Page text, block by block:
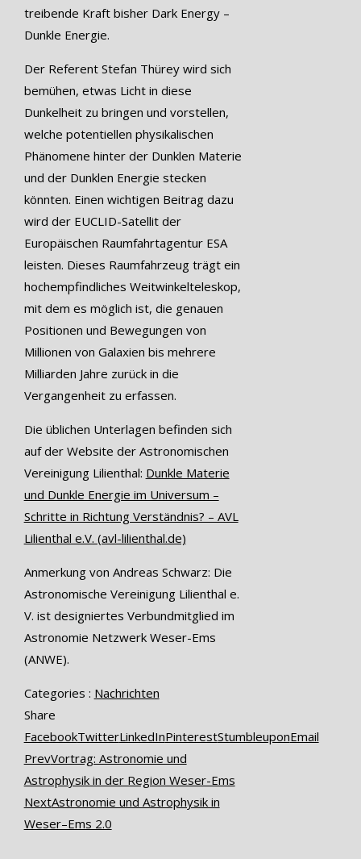
treibende Kraft bisher Dark Energy –
Dunkle Energie.
Der Referent Stefan Thürey wird sich
bemühen, etwas Licht in diese
Dunkelheit zu bringen und vorstellen,
welche potentiellen physikalischen
Phänomene hinter der Dunklen Materie
und der Dunklen Energie stecken
könnten. Einen wichtigen Beitrag dazu
wird der EUCLID-Satellit der
Europäischen Raumfahrtagentur ESA
leisten. Dieses Raumfahrzeug trägt ein
hochempfindliches Weitwinkelteleskop,
mit dem es möglich ist, die genauen
Positionen und Bewegungen von
Millionen von Galaxien bis mehrere
Milliarden Jahre zurück in die
Vergangenheit zu erfassen.
Die üblichen Unterlagen befinden sich
auf der Website der Astronomischen
Vereinigung Lilienthal: Dunkle Materie
und Dunkle Energie im Universum –
Schritte in Richtung Verständnis? – AVL
Lilienthal e.V. (avl-lilienthal.de)
Anmerkung von Andreas Schwarz: Die
Astronomische Vereinigung Lilienthal e.
V. ist designiertes Verbundmitglied im
Astronomie Netzwerk Weser-Ems
(ANWE).
Categories : Nachrichten
Share
FacebookTwitterLinkedInPinterestStumbleuponEmail
PrevVortrag: Astronomie und
Astrophysik in der Region Weser-Ems
NextAstronomie und Astrophysik in
Weser–Ems 2.0